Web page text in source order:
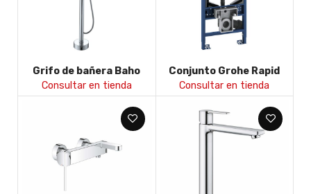
Grifo de bañera Baho
Rondo Exenta cromo
Consultar en tienda
Conjunto Grohe Rapid
SLX 39603000
Consultar en tienda